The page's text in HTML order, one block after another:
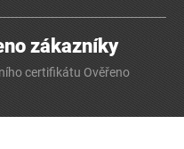
zákazníky
certifikátu Ověřeno